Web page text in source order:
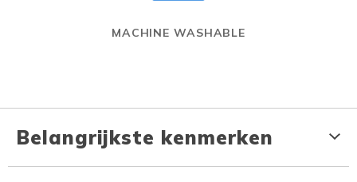
MACHINE WASHABLE
Belangrijkste kenmerken